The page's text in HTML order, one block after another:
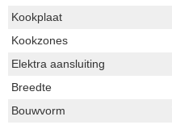
Kookplaat
Kookzones
Elektra aansluiting
Breedte
Bouwvorm